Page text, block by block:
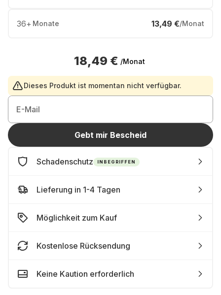
36+ Monate 13,49 €/Monat
18,49 € /Monat
Dieses Produkt ist momentan nicht verfügbar.
E-Mail
Gebt mir Bescheid
Schadenschutz INBEGRIFFEN
Lieferung in 1-4 Tagen
Möglichkeit zum Kauf
Kostenlose Rücksendung
Keine Kaution erforderlich